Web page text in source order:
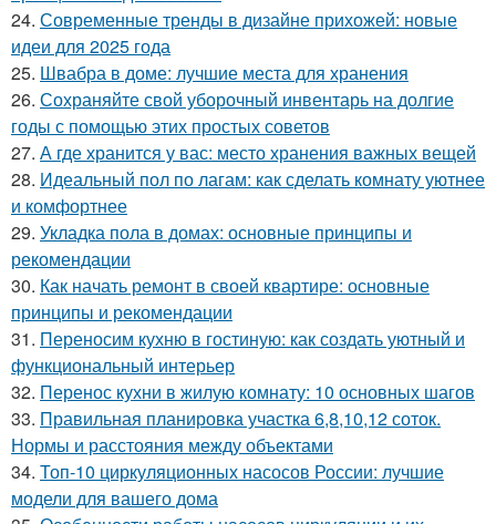
24. Современные тренды в дизайне прихожей: новые
идеи для 2025 года
25. Швабра в доме: лучшие места для хранения
26. Сохраняйте свой уборочный инвентарь на долгие
годы с помощью этих простых советов
27. А где хранится у вас: место хранения важных вещей
28. Идеальный пол по лагам: как сделать комнату уютнее
и комфортнее
29. Укладка пола в домах: основные принципы и
рекомендации
30. Как начать ремонт в своей квартире: основные
принципы и рекомендации
31. Переносим кухню в гостиную: как создать уютный и
функциональный интерьер
32. Перенос кухни в жилую комнату: 10 основных шагов
33. Правильная планировка участка 6,8,10,12 соток.
Нормы и расстояния между объектами
34. Топ-10 циркуляционных насосов России: лучшие
модели для вашего дома